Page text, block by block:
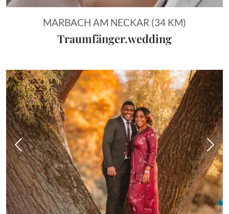
MARBACH AM NECKAR (34 KM)
Traumfänger.wedding
Vorheriges Bild